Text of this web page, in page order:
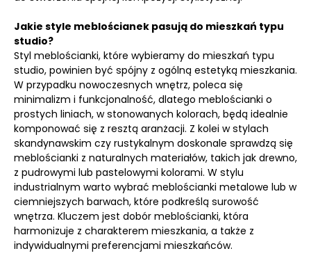
Jakie style meblościanek pasują do mieszkań typu
studio?
Styl meblościanki, które wybieramy do mieszkań typu
studio, powinien być spójny z ogólną estetyką mieszkania.
W przypadku nowoczesnych wnętrz, poleca się
minimalizm i funkcjonalność, dlatego meblościanki o
prostych liniach, w stonowanych kolorach, będą idealnie
komponować się z resztą aranżacji. Z kolei w stylach
skandynawskim czy rustykalnym doskonale sprawdzą się
meblościanki z naturalnych materiałów, takich jak drewno,
z pudrowymi lub pastelowymi kolorami. W stylu
industrialnym warto wybrać meblościanki metalowe lub w
ciemniejszych barwach, które podkreślą surowość
wnętrza. Kluczem jest dobór meblościanki, która
harmonizuje z charakterem mieszkania, a także z
indywidualnymi preferencjami mieszkańców.